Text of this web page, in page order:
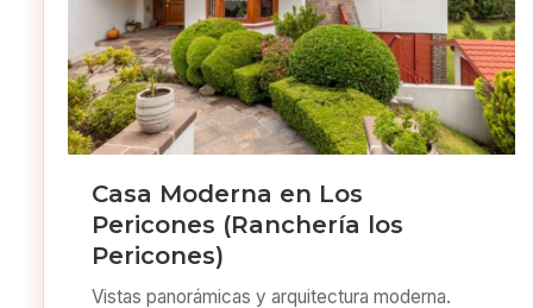
Casa Moderna en Los
Pericones (Ranchería los
Pericones)
Vistas panorámicas y arquitectura moderna.